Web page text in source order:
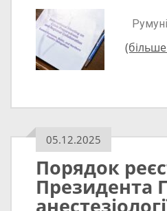
05.12.2025
Порядок
Президента